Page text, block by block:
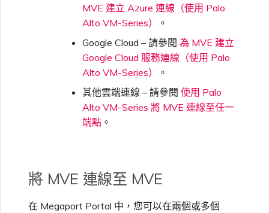
Azure 服務金鑰 API 回應欄
MVE 建立 Azure 連線（使用 Palo
Alto VM-Series）
。
Google Cloud – 請參閱 為 MVE 建立
Google Cloud 服務連線（使用 Palo
Alto VM-Series）
。
其他雲端連線 – 請參閱 使用 Palo
Alto VM-Series 將 MVE 連線至任一
端點 。
將 MVE 連線至 MVE
在 Megaport Portal 中，您可以在兩個或多個